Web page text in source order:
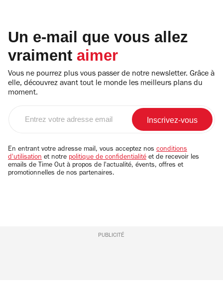
Un e-mail que vous allez
vraiment aimer
Vous ne pourrez plus vous passer de notre newsletter. Grâce à
elle, découvrez avant tout le monde les meilleurs plans du
moment.
email
En entrant votre adresse mail, vous acceptez nos conditions
d'utilisation et notre politique de confidentialité et de recevoir les
emails de Time Out à propos de l'actualité, évents, offres et
promotionnelles de nos partenaires.
PUBLICITÉ